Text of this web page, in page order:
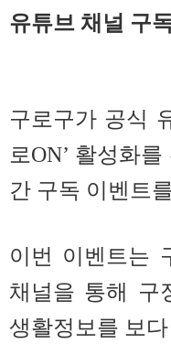
유튜브 채널 구
구로구가 공식
로ON’ 활성화
간 구독 이벤트
이번 이벤트는
채널을 통해 구
생활정보를 보